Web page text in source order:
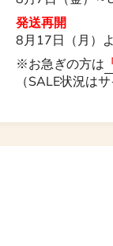
発送再開
8月17日（月）
※お急ぎの方は
（SALE状況は